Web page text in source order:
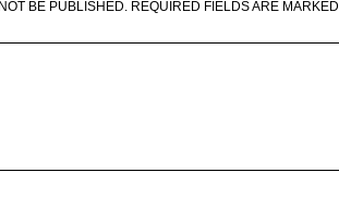
BE PUBLISHED. REQUIRED FIELDS ARE MARKED